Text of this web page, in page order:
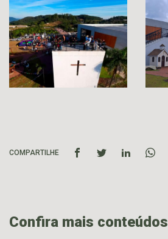
COMPARTILHE
Confira mais conteúdos